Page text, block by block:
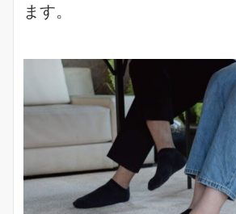
ます。